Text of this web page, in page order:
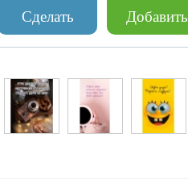
Добавить
Сделать